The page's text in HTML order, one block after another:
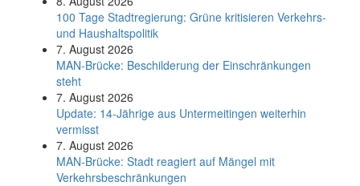
100 Tage Stadtregierung: Grüne kritisieren Verkehrs-
und Haushaltspolitik
7. August 2026
MAN-Brücke: Beschilderung der Einschränkungen
steht
7. August 2026
Update: 14-Jährige aus Untermeitingen weiterhin
vermisst
7. August 2026
MAN-Brücke: Stadt reagiert auf Mängel mit
Verkehrsbeschränkungen